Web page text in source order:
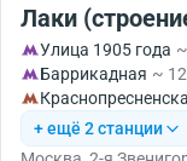
Лаки
Улица 1905 года
Баррикадная ~
+ ещё 2 станции